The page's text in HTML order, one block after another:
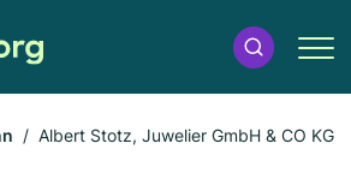
Albert Stotz, Juwelier GmbH & CO KG